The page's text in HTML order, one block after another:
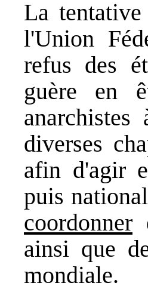
La
l'Union
refus des
guère en
anarchistes
diverses
afin d'agir
puis
coordonner
ainsi que
mondiale.